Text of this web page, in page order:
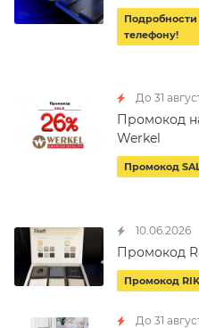
телефону!
До 31
Промокод
Werkel
Промокод
10.06.2026
Промокод
Промокод
До 31